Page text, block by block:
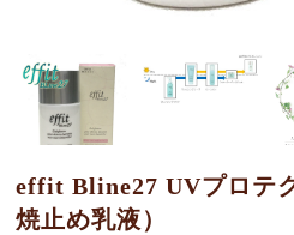
effit Bline27 UVプロテ
焼止め乳液）